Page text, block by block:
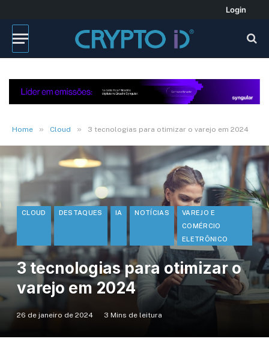
Login
Home » Cloud » 3 tecnologias para otimizar o varejo em 2024
CLOUD DESTAQUES IA NOTÍCIAS
VAREJO E
COMÉRCIO
ELETRÔNICO
3 tecnologias para otimizar o
varejo em 2024
26 de janeiro de 2024 3 Mins de leitura